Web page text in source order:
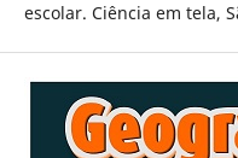
escolar. Ciência em tela,